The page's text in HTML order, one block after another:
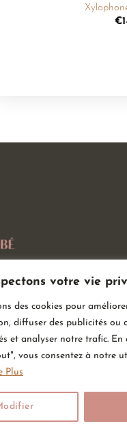
votre vie
des cookies pour
diffuser des publicités ou
et analyser notre trafic. En
vous consentez à notre
Plus
€
événement ou vous ou
un petit trésor ? Sur
tout ce dont vous avez
une large gamme
votre plus grand